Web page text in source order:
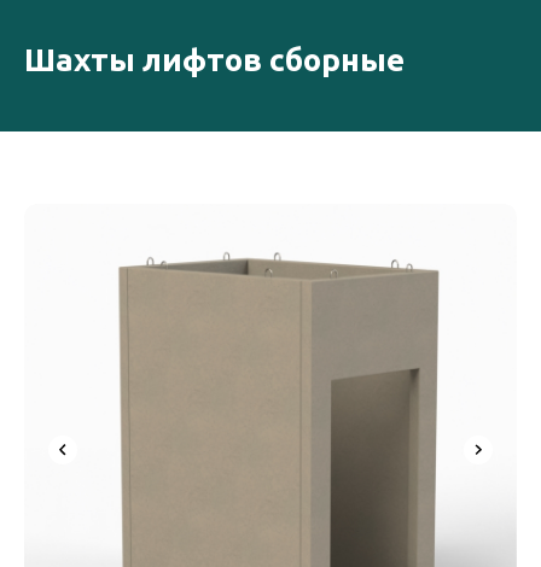
Шахты лифтов сборные